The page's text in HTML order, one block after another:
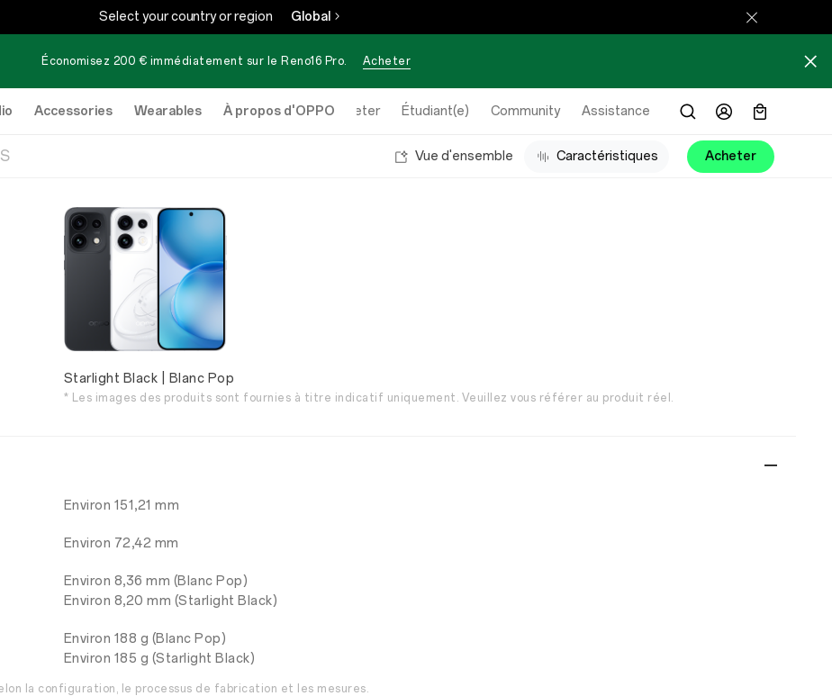
Select your country or region Global
Économisez 200 € immédiatement sur le Reno16 Pro. Acheter
Accessories Wearables À propos d'OPPOAcheter Étudiant(e) Community Assistance
Vue d'ensemble Caractéristiques Acheter
Starlight Black | Blanc Pop
* Les images des produits sont fournies à titre indicatif uniquement. Veuillez vous référer au produit réel.
Environ 151,21 mm
Environ 72,42 mm
Environ 8,36 mm (Blanc Pop)
Environ 8,20 mm (Starlight Black)
Environ 188 g (Blanc Pop)
Environ 185 g (Starlight Black)
la configuration, le processus de fabrication et les mesures.